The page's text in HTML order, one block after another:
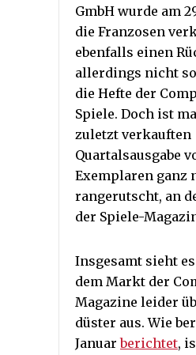
GmbH wurde am
die Franzosen
ebenfalls einen
allerdings nicht
die Hefte der
Spiele. Doch ist
zuletzt verkauften
Quartalsausgabe
Exemplaren ganz
rangerutscht, an
der Spiele-
Insgesamt sieht
dem Markt der
Magazine leider
düster aus. Wie
Januarberichtet,